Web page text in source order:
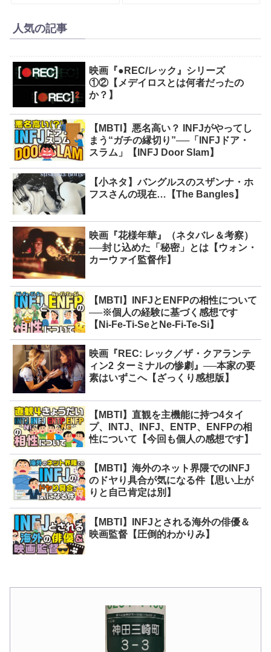
人気の記事
映画『●REC/レック』シリーズ
①②【メデイロスとは何者だったの
か？】
【MBTI】悪名高い？ INFJがやってし
まう“ガチの縁切り”──「INFJドア・
スラム」【INFJ Door Slam】
【小ネタ】バングルスのスザンナ・ホ
フスさんの現在…【The Bangles】
映画『花様年華』（ネタバレ＆考察）
──封じ込めた「秘密」とは【ウォン・
カーウァイ監督作】
【MBTI】INFJとENFPの相性について
──※個人の経験に基づく感想です
【Ni-Fe-Ti-SeとNe-Fi-Te-Si】
映画『REC: レック／ザ・クアランテ
ィン2 ターミナルの惨劇』──本家の要
素はいずこへ【ざっくり感想版】
【MBTI】直観を主機能に持つ4タイ
プ、INTJ、INFJ、ENTP、ENFPの相
性について【今回も個人の感想です】
【MBTI】海外のネット界隈でのINFJ
のドヤり具合が気になる件【思い上が
りと自己肯定は別】
【MBTI】INFJとされる海外の俳優＆
映画監督【圧倒的わかりみ】